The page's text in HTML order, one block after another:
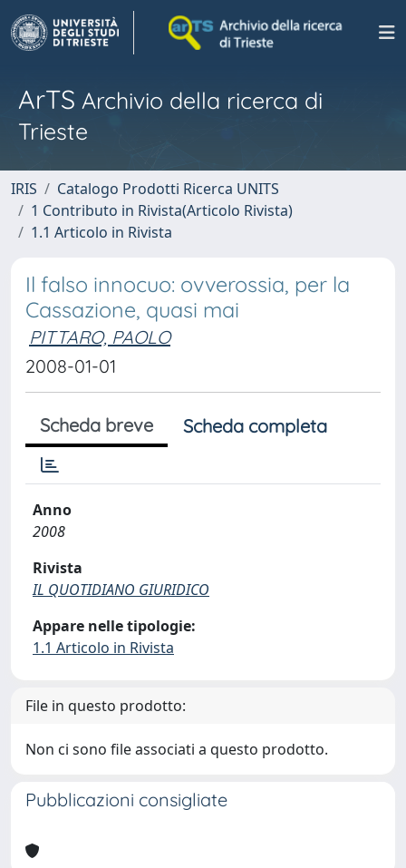
ArTS Archivio della ricerca di
Trieste
IRIS
Catalogo Prodotti Ricerca UNITS
1 Contributo in Rivista(Articolo Rivista)
1.1 Articolo in Rivista
Il falso innocuo: ovverossia, per la
Cassazione, quasi mai
PITTARO, PAOLO
2008-01-01
Scheda breve Scheda completa
Anno
2008
Rivista
IL QUOTIDIANO GIURIDICO
Appare nelle tipologie:
1.1 Articolo in Rivista
File in questo prodotto:
Non ci sono file associati a questo prodotto.
Pubblicazioni consigliate